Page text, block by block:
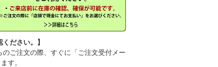
ださい。】
ご注文の際、すぐに「ご注文受付メー
す。